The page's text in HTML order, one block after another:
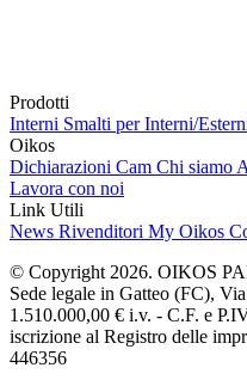
Prodotti
Interni Smalti per Interni/
Oikos
Dichiarazioni Cam Chi siamo
Lavora con noi
Link Utili
News Rivenditori My Oikos
© Copyright 2026. OIKOS
Sede legale in Gatteo (FC),
1.510.000,00 € i.v. - C.F. e
iscrizione al Registro delle
446356